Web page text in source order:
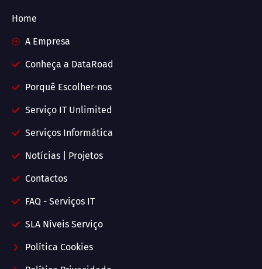
Home
A Empresa
Conheça a DataRoad
Porquê Escolher-nos
Serviço IT Unlimited
Serviços Informática
Notícias | Projetos
Contactos
FAQ - Serviços IT
SLA Níveis Serviço
Política Cookies